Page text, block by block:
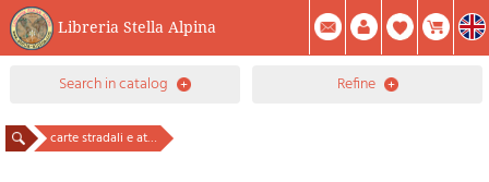
Libreria Stella Alpina
0Item(s) In Your Cart
Summary
Facebook
search in catalog refine
carte stradali e atlanti